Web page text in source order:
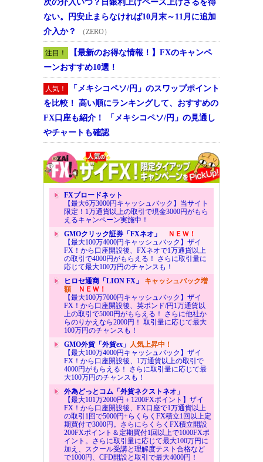
次の介入いつ？日銀利上げペース上げざるを得
ない。円安止まらなければ10月末～11月に追加
介入か？
（ZERO）
注目！
【最新のお得な情報！】FXのキャンペ
ーンおすすめ10選！
人気！
「メキシコペソ/円」のスワップポイント
を比較！ 高い順にランキングして、おすすめの
FX口座も紹介！ 「メキシコペソ/円」の見通し
やチャートも確認
FXブロードネット
【最大6万3000円キャッシュバック】当サイト
限定！1万通貨以上の取引で現金3000円がもら
えるキャンペーン実施中！
GMOクリック証券「FXネオ」
ＮＥＷ！
【最大100万4000円キャッシュバック】ザイ
FX！から口座開設後、FXネオで1万通貨以上
の取引で4000円がもらえる！ さらに取引量に
応じて最大100万円のチャンスも！
ヒロセ通商「LION FX」 キャッシュバック増
額ＮＥＷ！
【最大100万7000円キャッシュバック】ザイ
FX！から口座開設後、英ポンド/円1万通貨以
上の取引で5000円がもらえる！ さらに他社か
らのりかえなら2000円！ 取引量に応じて最大
100万円のチャンスも！
GMO外貨「外貨ex」 人気上昇中！
【最大100万4000円キャッシュバック】ザイ
FX！から口座開設後、1万通貨以上の取引で
4000円がもらえる！ さらに取引量に応じて最
大100万円のチャンスも！
外為どっとコム「外貨ネクストネオ」
【最大101万2000円＋1200FXポイント】ザイ
FX！から口座開設後、FX口座で1万通貨以上
の取引1回で5000円+らくらくFX積立1回以上定
期買付で3000円。さらにらくらくFX積立開設
200FXポイント＆定期買付1回以上で1000FXポ
イント。さらに取引量に応じて最大100万円に
加え、スクール受講と理解度テスト合格など
で1000円、CFD開設と取引で最大4000円！